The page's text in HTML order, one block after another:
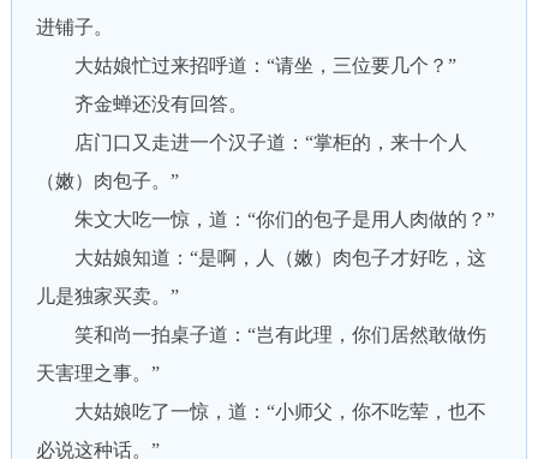
进铺子。
大姑娘忙过来招呼道：“请坐，三位要几个？”
齐金蝉还没有回答。
店门口又走进一个汉子道：“掌柜的，来十个人
（嫩）肉包子。”
朱文大吃一惊，道：“你们的包子是用人肉做的？”
大姑娘知道：“是啊，人（嫩）肉包子才好吃，这
儿是独家买卖。”
笑和尚一拍桌子道：“岂有此理，你们居然敢做伤
天害理之事。”
大姑娘吃了一惊，道：“小师父，你不吃荤，也不
必说这种话。”